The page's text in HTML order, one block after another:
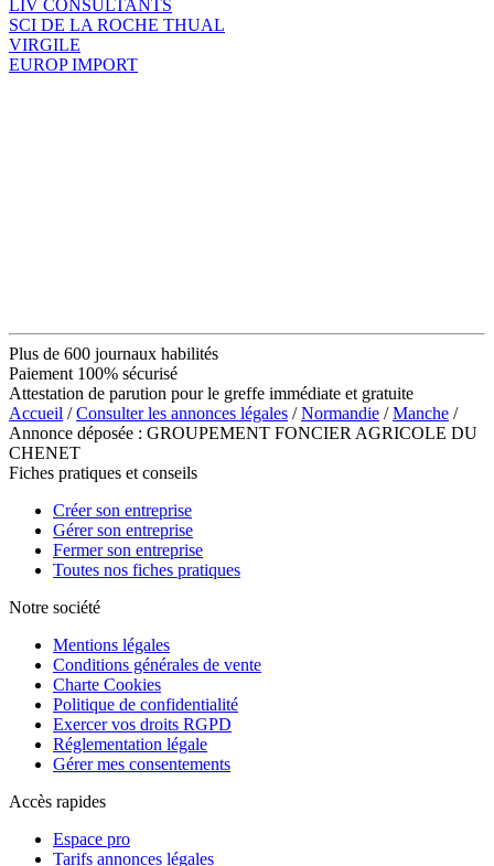
LIV CONSULTANTS
SCI DE LA ROCHE THUAL
VIRGILE
EUROP IMPORT
Plus de 600 journaux habilités
Paiement 100% sécurisé
Attestation de parution pour le greffe immédiate et gratuite
Accueil /Consulter les annonces légales /Normandie /Manche /
Annonce déposée : GROUPEMENT FONCIER AGRICOLE DU
CHENET
Fiches pratiques et conseils
Créer son entreprise
Gérer son entreprise
Fermer son entreprise
Toutes nos fiches pratiques
Notre société
Mentions légales
Conditions générales de vente
Charte Cookies
Politique de confidentialité
Exercer vos droits RGPD
Réglementation légale
Gérer mes consentements
Accès rapides
Espace pro
Tarifs annonces légales